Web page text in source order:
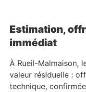
Estimation,
immédiat
À Rueil-Malmaison,
valeur résiduelle :
technique,